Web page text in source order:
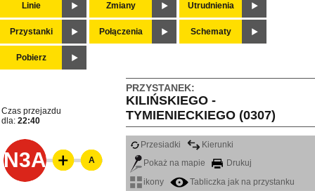
Linie Zmiany Utrudnienia
Przystanki Połączenia Schematy
Pobierz
PRZYSTANEK:
KILIŃSKIEGO -
TYMIENIECKIEGO (0307)
Czas przejazdu
dla: 22:40
N3A
Przesiadki
Kierunki
Pokaż na mapie
Drukuj
ikony
Tabliczka jak na przystanku
A